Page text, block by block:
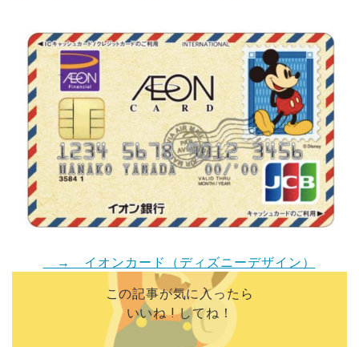
→ イオンカード（ディズニーデザイン）
この記事が気に入ったら
いいね ! してね！